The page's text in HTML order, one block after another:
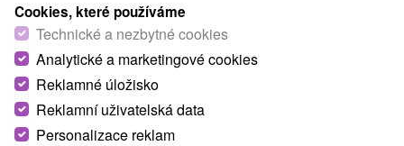
Cookies, které používáme
Technické a nezbytné cookies
Analytické a marketingové cookies
Reklamné úložisko
Reklamní uživatelská data
Personalizace reklam